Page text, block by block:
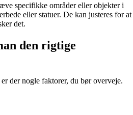
specifikke områder eller objekter i
eller statuer. De kan justeres for at
det.
den rigtige
der nogle faktorer, du bør overveje.